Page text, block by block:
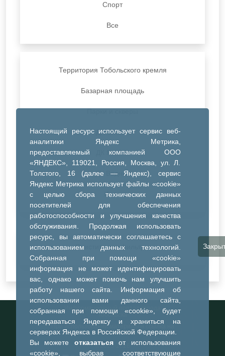
Настоящий ресурс использует сервис веб-
аналитики Яндекс Метрика,
предоставляемый компанией ООО
«ЯНДЕКС», 119021, Россия, Москва, ул. Л.
Толстого, 16 (далее — Яндекс), сервис
Яндекс Метрика использует файлы «cookie»
с целью сбора технических данных
посетителей для обеспечения
работоспособности и улучшения качества
обслуживания. Продолжая использовать
ресурс, вы автоматически соглашаетесь с
использованием данных технологий.
Собранная при помощи «cookie»
информация не может идентифицировать
вас, однако может помочь нам улучшить
работу нашего сайта. Информация об
использовании вами данного сайта,
собранная при помощи «cookie», будет
передаваться Яндексу и храниться на
серверах Яндекса в Российской Федерации.
Вы можете отказатьсяот использования
«cookie», выбрав соответствующие
Спорт
Все
Территория Тобольского кремля
Базарная площадь
ДК Синтез
ДК Речник
ДК Водник
Иное
Очистить все фильтры
Информационный портал города
Тобольска
При использовании материалов ссылка на
портал обязательна
©2023-2026